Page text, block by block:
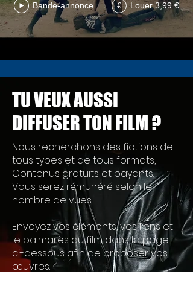
Bande-annonce € Louer 3,99 €
TU VEUX AUSSI
DIFFUSER TON FILM ?
Nous recherchons des fictions de
tous types et de tous formats,
Contenus gratuits et payants.
Vous serez rémunéré selon le
nombre de vues.
Envoyez vos éléments, vos liens et
le palmarès du film dans la page
ci-dessous afin de proposer vos
œuvres.